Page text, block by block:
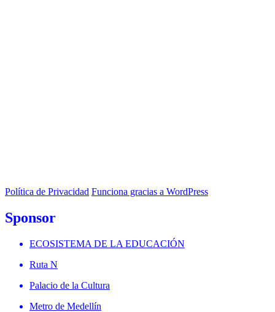
Política de Privacidad Funciona gracias a WordPress
Sponsor
ECOSISTEMA DE LA EDUCACIÓN
Ruta N
Palacio de la Cultura
Metro de Medellín